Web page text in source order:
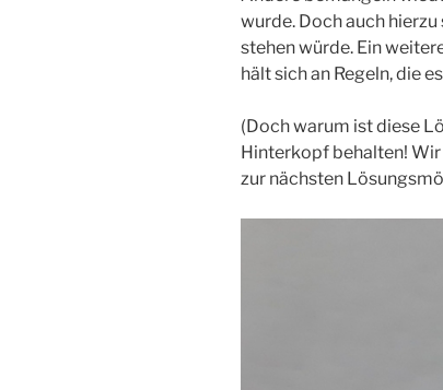
wurde. Doch auch
stehen würde. Ein
hält sich an Regeln, die
(Doch warum ist diese
Hinterkopf behalten!
zur nächsten